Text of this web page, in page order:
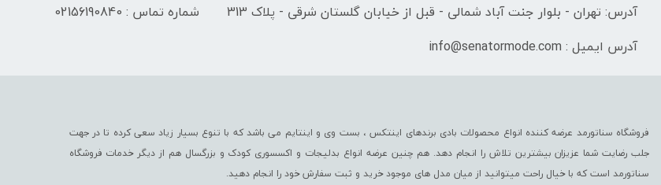
آدرس: تهران - بلوار جنت آباد شمالی - قبل از خیابان گلستان شرقی - پلاک 313
شماره تماس : 02156190840
آدرس ایمیل : info@senatormode.com
فروشگاه سناتورمد عرضه کننده انواع محصولات بادی برندهای اینتکس ، بست وی و اینتایم می باشد که با تنوع بسیار زیاد سعی کرده تا در جهت
جلب رضایت شما عزیزان بیشترین تلاش را انجام دهد. هم چنین عرضه انواع بدلیجات و اکسسوری کودک و بزرگسال هم از دیگر خدمات فروشگاه
سناتورمد است که با خیال راحت میتوانید از میان مدل های موجود خرید و ثبت سفارش خود را انجام دهید.